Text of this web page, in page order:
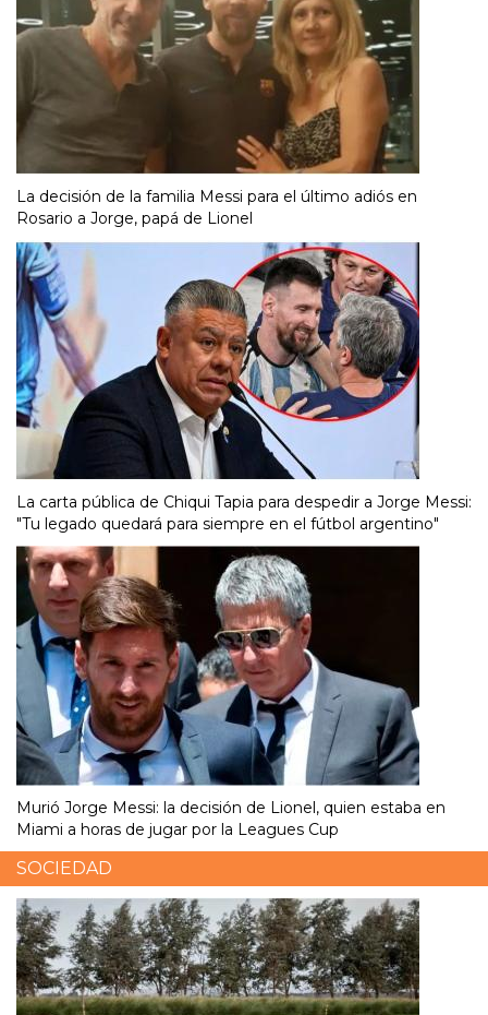
La decisión de la familia Messi para el último adiós en
Rosario a Jorge, papá de Lionel
La carta pública de Chiqui Tapia para despedir a Jorge Messi:
"Tu legado quedará para siempre en el fútbol argentino"
Murió Jorge Messi: la decisión de Lionel, quien estaba en
Miami a horas de jugar por la Leagues Cup
SOCIEDAD